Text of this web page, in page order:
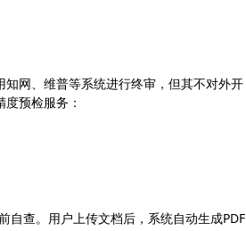
网、维普等系统进行终审，但其不对外开
预检服务：
自查。用户上传文档后，系统自动生成PDF